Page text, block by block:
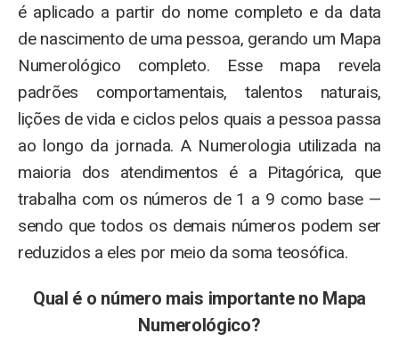
é aplicado a partir do nome completo e da data
de nascimento de uma pessoa, gerando um Mapa
Numerológico completo. Esse mapa revela
padrões comportamentais, talentos naturais,
lições de vida e ciclos pelos quais a pessoa passa
ao longo da jornada. A Numerologia utilizada na
maioria dos atendimentos é a Pitagórica, que
trabalha com os números de 1 a 9 como base —
sendo que todos os demais números podem ser
reduzidos a eles por meio da soma teosófica.
Qual é o número mais importante no Mapa
Numerológico?